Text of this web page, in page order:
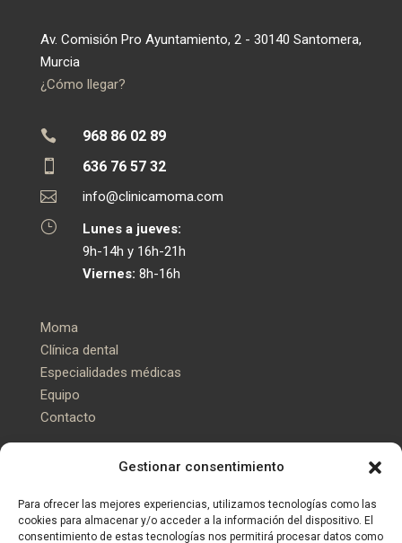
Gestionar consentimiento
Para ofrecer las mejores experiencias, utilizamos tecnologías como las
cookies para almacenar y/o acceder a la información del dispositivo. El
consentimiento de estas tecnologías nos permitirá procesar datos como
Av. Comisión Pro Ayuntamiento, 2 - 30140 Santomera,
Murcia
¿Cómo llegar?
 968 86 02 89
 636 76 57 32

info@clinicamoma.com
}
Lunes a jueves:
9h-14h y 16h-21h
Viernes: 8h-16h
Moma
Clínica dental
Especialidades médicas
Equipo
Contacto
Google maps